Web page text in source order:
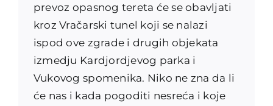
prevoz opasnog tereta će se obavljati
kroz Vračarski tunel koji se nalazi
ispod ove zgrade i drugih objekata
izmedju Kardjordjevog parka i
Vukovog spomenika. Niko ne zna da li
će nas i kada pogoditi nesreća i koje